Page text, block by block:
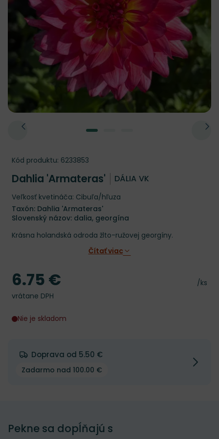
Kód produktu: 6233853
Dahlia 'Armateras' DÁLIA VK
Veľkosť kvetináča: Cibuľa/hľuza
Taxón: Dahlia 'Armateras'
Slovenský názov: dalia, georgína
Krásna holandská odroda žlto-ružovej georgíny.
Čítať viac
Cena
/ks
Cena
6.75 €
vrátane DPH
Nie je skladom
Doprava od 5.50 €
Zadarmo nad 100.00 €
Pekne sa dopĺňajú s